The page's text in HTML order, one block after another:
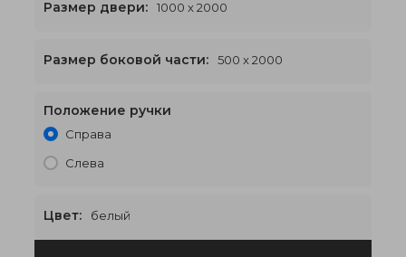
2000 x 2000
Размер двери: 1000 x 2000
Размер боковой части: 500 x 2000
Положение ручки
Справа
Слева
Цвет: белый